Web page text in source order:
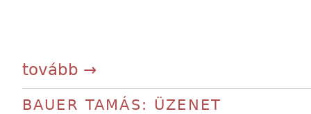
tovább →
BAUER TAMÁS: ÜZENET